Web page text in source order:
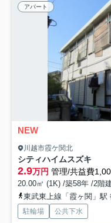
アパート
NEW
川越市霞ケ関北
シティハイムスズキ
2.9万円 管理/共益費
20.00㎡ (1K) /築58年 /2階
東武東上線「霞ヶ関」駅
駐輪場 公共下水